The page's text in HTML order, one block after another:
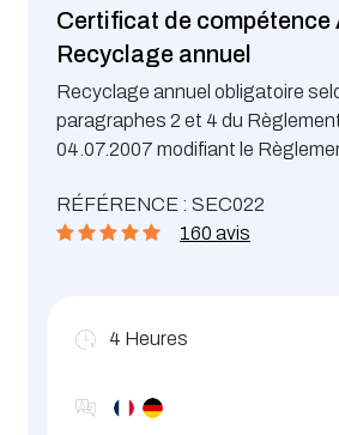
Certificat de compétence
Recyclage annuel
Recyclage annuel obligatoire
paragraphes 2 et 4 du
04.07.2007 modifiant le
travailleurs contre les risques liés
à l´amiante pendant le travail
RÉFÉRENCE : SEC022
160 avis
4 Heures